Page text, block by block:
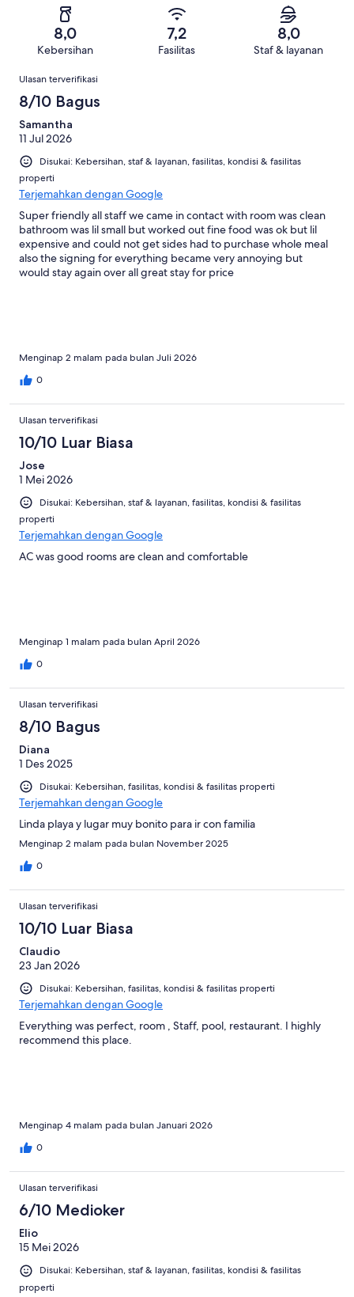
dari
ulasan
8,0
Kebersihan
7,2
Fasilitas
8,0
Staf & layanan
Ulasan
Ulasan terverifikasi
8/10 Bagus
Samantha
11 Jul 2026
Disukai: Kebersihan, staf & layanan, fasilitas, kondisi & fasilitas
properti
Terjemahkan dengan Google
Super friendly all staff we came in contact with room was clean
bathroom was lil small but worked out fine food was ok but lil
expensive and could not get sides had to purchase whole meal
also the signing for everything became very annoying but
would stay again over all great stay for price
Menginap 2 malam pada bulan Juli 2026
0
Ulasan terverifikasi
10/10 Luar Biasa
Jose
1 Mei 2026
Disukai: Kebersihan, staf & layanan, fasilitas, kondisi & fasilitas
properti
Terjemahkan dengan Google
AC was good rooms are clean and comfortable
Menginap 1 malam pada bulan April 2026
0
Ulasan terverifikasi
8/10 Bagus
Diana
1 Des 2025
Disukai: Kebersihan, fasilitas, kondisi & fasilitas properti
Terjemahkan dengan Google
Linda playa y lugar muy bonito para ir con familia
Menginap 2 malam pada bulan November 2025
0
Ulasan terverifikasi
10/10 Luar Biasa
Claudio
23 Jan 2026
Disukai: Kebersihan, fasilitas, kondisi & fasilitas properti
Terjemahkan dengan Google
Everything was perfect, room , Staff, pool, restaurant. I highly
recommend this place.
Menginap 4 malam pada bulan Januari 2026
0
Ulasan terverifikasi
6/10 Medioker
Elio
15 Mei 2026
Disukai: Kebersihan, staf & layanan, fasilitas, kondisi & fasilitas
properti